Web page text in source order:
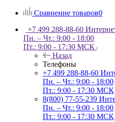
Сравнение товаров0
+7 499 288-88-60
Пн. – Чт.: 9:00 - 18:00
Пт.: 9:00 - 17:30 МСК
Назад
Телефоны
+7 499 288-88-60
Пн. – Чт.: 9:00 - 18:00
Пт.: 9:00 - 17:30 МСК
8(800) 77-55-239
Пн. – Чт.: 9:00 - 18:00
Пт.: 9:00 - 17:30 МСК